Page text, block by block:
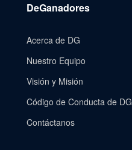
DeGanadores
Acerca de DG
Nuestro Equipo
Visión y Misión
Código de Conducta de DG
Contáctanos